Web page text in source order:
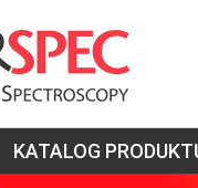
KATALOG